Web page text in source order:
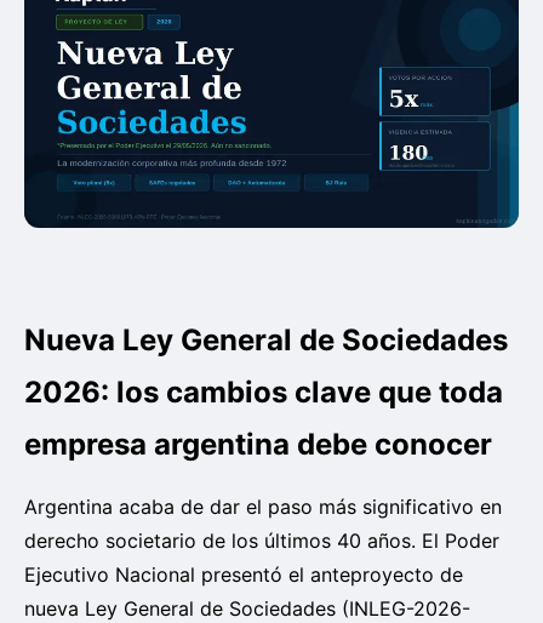
Nueva Ley General de Sociedades
2026: los cambios clave que toda
empresa argentina debe conocer
Argentina acaba de dar el paso más significativo en
derecho societario de los últimos 40 años. El Poder
Ejecutivo Nacional presentó el anteproyecto de
nueva Ley General de Sociedades (INLEG-2026-